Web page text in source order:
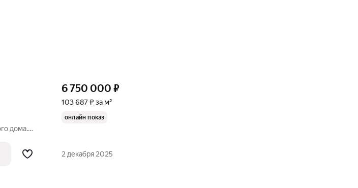
дома.
6 750 000 ₽
103 687 ₽ за м²
онлайн показ
2 декабря 2025